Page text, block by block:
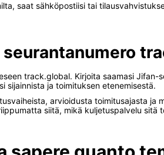
saat sähköpostiisi tai
seurantanumero
track.global. Kirjoita saamasi
sijainnista ja toimituksen etenemisestä.
arvioidusta toimitusajasta
siitä, mikä kuljetuspalvelu sitä